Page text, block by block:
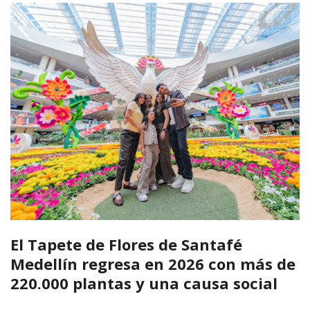
El silletero marioneta gigante de Los
Molinos impulsa el turismo y la
economía cultural durante la Feria